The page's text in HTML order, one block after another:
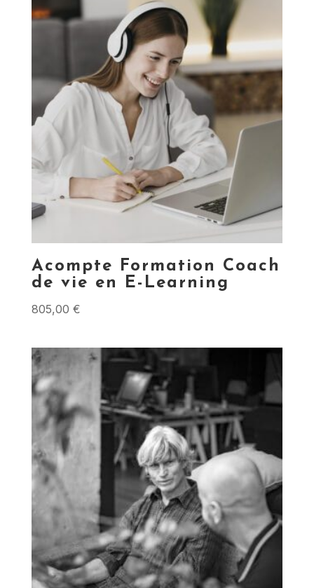
Acompte Formation Coach
de vie en E-Learning
805,00 €